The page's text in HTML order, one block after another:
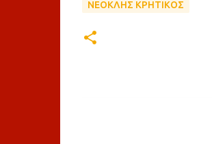
ΝΕΟΚΛΗΣ ΚΡΗΤΙΚΟΣ